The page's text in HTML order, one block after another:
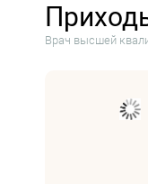
Врач высшей